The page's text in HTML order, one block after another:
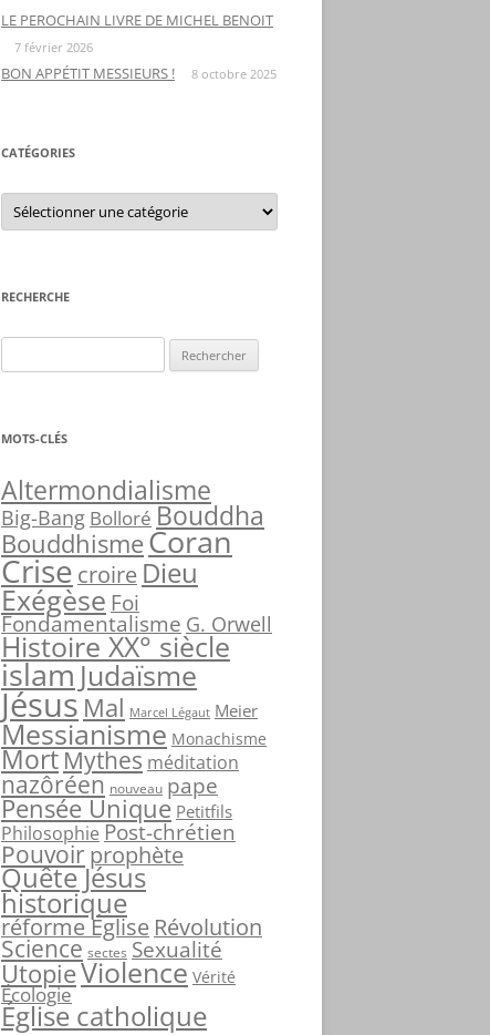
LE PEROCHAIN LIVRE DE MICHEL BENOIT
7 février 2026
BON APPÉTIT MESSIEURS ! 8 octobre 2025
CATÉGORIES
C
t
r
i
s
RECHERCHE
e
h
r
c
h
e
r
:
MOTS-CLÉS
Altermondialisme
Big-Bang Bolloré Bouddha
BouddhismeCoran
Crisecroire Dieu
Exégèse Foi
Fondamentalisme G. Orwell
Histoire XX° siècle
islamJudaïsme
Jésus Mal Marcel Légaut Meier
Messianisme Monachisme
Mort Mythes méditation
nazôréen nouveau pape
Pensée Unique Petitfils
Philosophie Post-chrétien
Pouvoirprophète
Quête Jésus
historique
réforme Église Révolution
Science sectes Sexualité
UtopieViolence Vérité
Écologie
Église catholique